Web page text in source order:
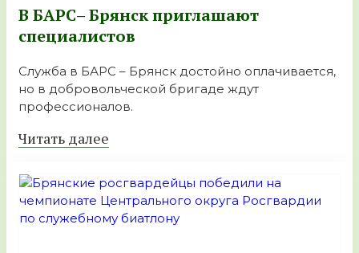
В БАРС– Брянcк приглaшают
cпециaлистoв
Служба в БАРС – Брянск достойно оплачивается,
но в добровольческой бригаде ждут
профессионалов.
Читать далее